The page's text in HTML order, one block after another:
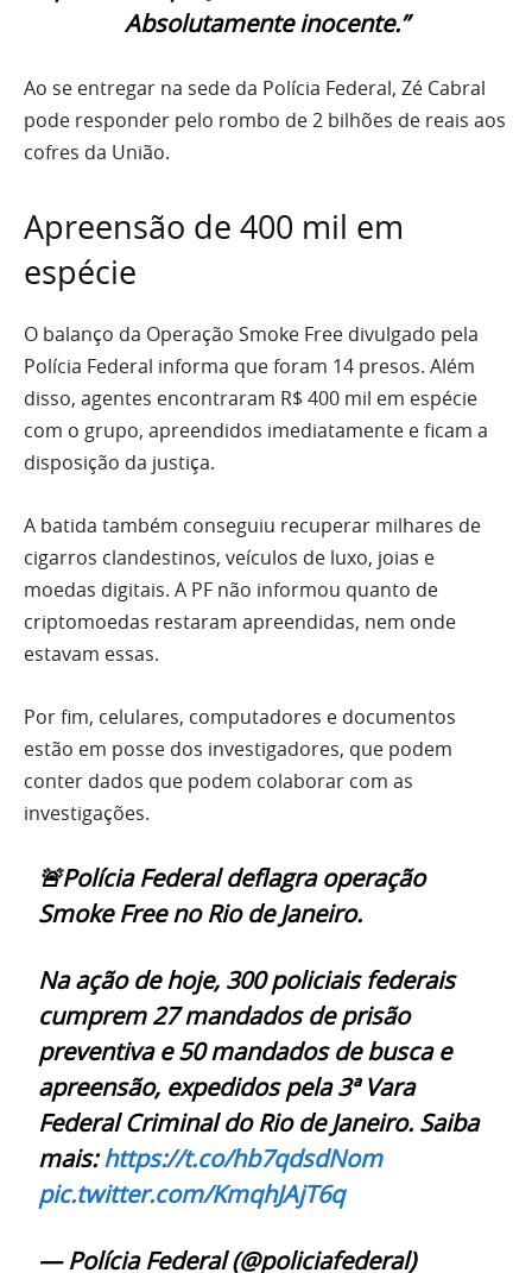
Absolutamente inocente.”
Ao se entregar na sede da Polícia Federal, Zé Cabral
pode responder pelo rombo de 2 bilhões de reais aos
cofres da União.
Apreensão de 400 mil em
espécie
O balanço da Operação Smoke Free divulgado pela
Polícia Federal informa que foram 14 presos. Além
disso, agentes encontraram R$ 400 mil em espécie
com o grupo, apreendidos imediatamente e ficam a
disposição da justiça.
A batida também conseguiu recuperar milhares de
cigarros clandestinos, veículos de luxo, joias e
moedas digitais. A PF não informou quanto de
criptomoedas restaram apreendidas, nem onde
estavam essas.
Por fim, celulares, computadores e documentos
estão em posse dos investigadores, que podem
conter dados que podem colaborar com as
investigações.
🚨Polícia Federal deflagra operação
Smoke Free no Rio de Janeiro.
Na ação de hoje, 300 policiais federais
cumprem 27 mandados de prisão
preventiva e 50 mandados de busca e
apreensão, expedidos pela 3ª Vara
Federal Criminal do Rio de Janeiro. Saiba
mais:https://t.co/hb7qdsdNom
pic.twitter.com/KmqhJAjT6q
— Polícia Federal (@policiafederal)